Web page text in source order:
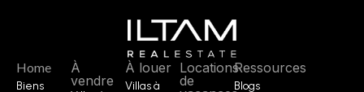
Home
Biens
À
vendre
À louer
Villas à
Locations
de
Ressources
Blogs